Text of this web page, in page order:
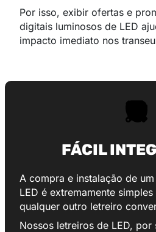
Por isso, exibir ofertas e
digitais luminosos de LED
impacto imediato nos
FÁCIL
A compra e instalação de
LED é extremamente
qualquer outro letreiro
Nossos letreiros de LED,